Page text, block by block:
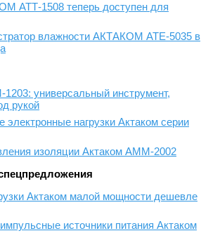
АТТ-1508 теперь доступен для
влажности АКТАКОМ АТЕ-5035 в
универсальный инструмент,
рукой
нагрузки Актаком серии
изоляции Актаком АММ-2002
Актаком малой мощности дешевле
источники питания Актаком